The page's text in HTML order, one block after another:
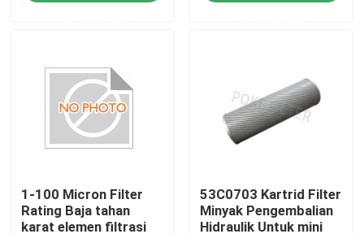
Rumah
Video
1-100 Micron Filter
Rating Baja tahan
karat elemen filtrasi
53C0703 Kartrid Filter
Minyak Pengembalian
Hidraulik Untuk mini